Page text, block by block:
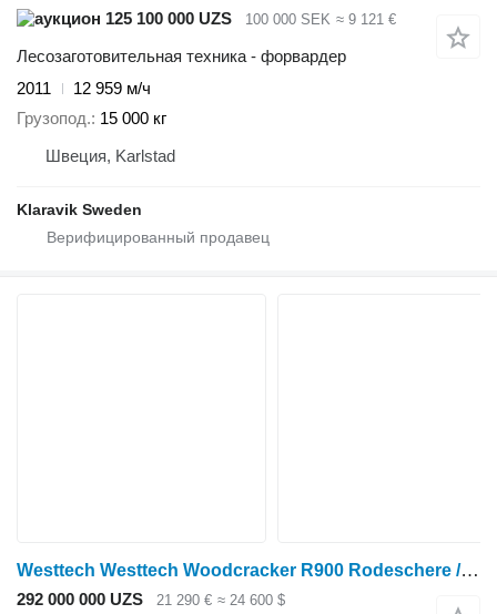
125 100 000 UZS
100 000 SEK ≈ 9 121 €
Лесозаготовительная техника - форвардер
2011
12 959 м/ч
Грузопод. 15 000 кг
Швеция, Karlstad
Klaravik Sweden
Westtech Westtech Woodcracker R900 Rodeschere / DEMO / 2026
292 000 000 UZS 21 290 € ≈ 24 600 $